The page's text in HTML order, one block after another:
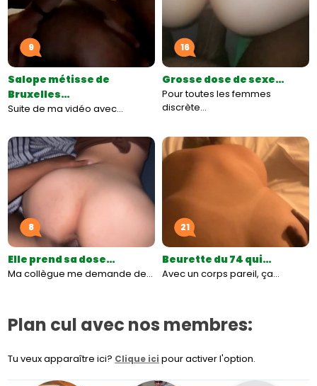
9
Salope métisse de
Bruxelles…
Suite de ma vidéo avec…
16
Grosse dose de sexe…
Pour toutes les femmes
discrète…
8
Elle prend sa dose…
Ma collègue me demande de…
21
Beurette du 74 qui…
Avec un corps pareil, ça…
Plan cul avec nos membres:
Tu veux apparaître ici? Clique ici pour activer l'option.